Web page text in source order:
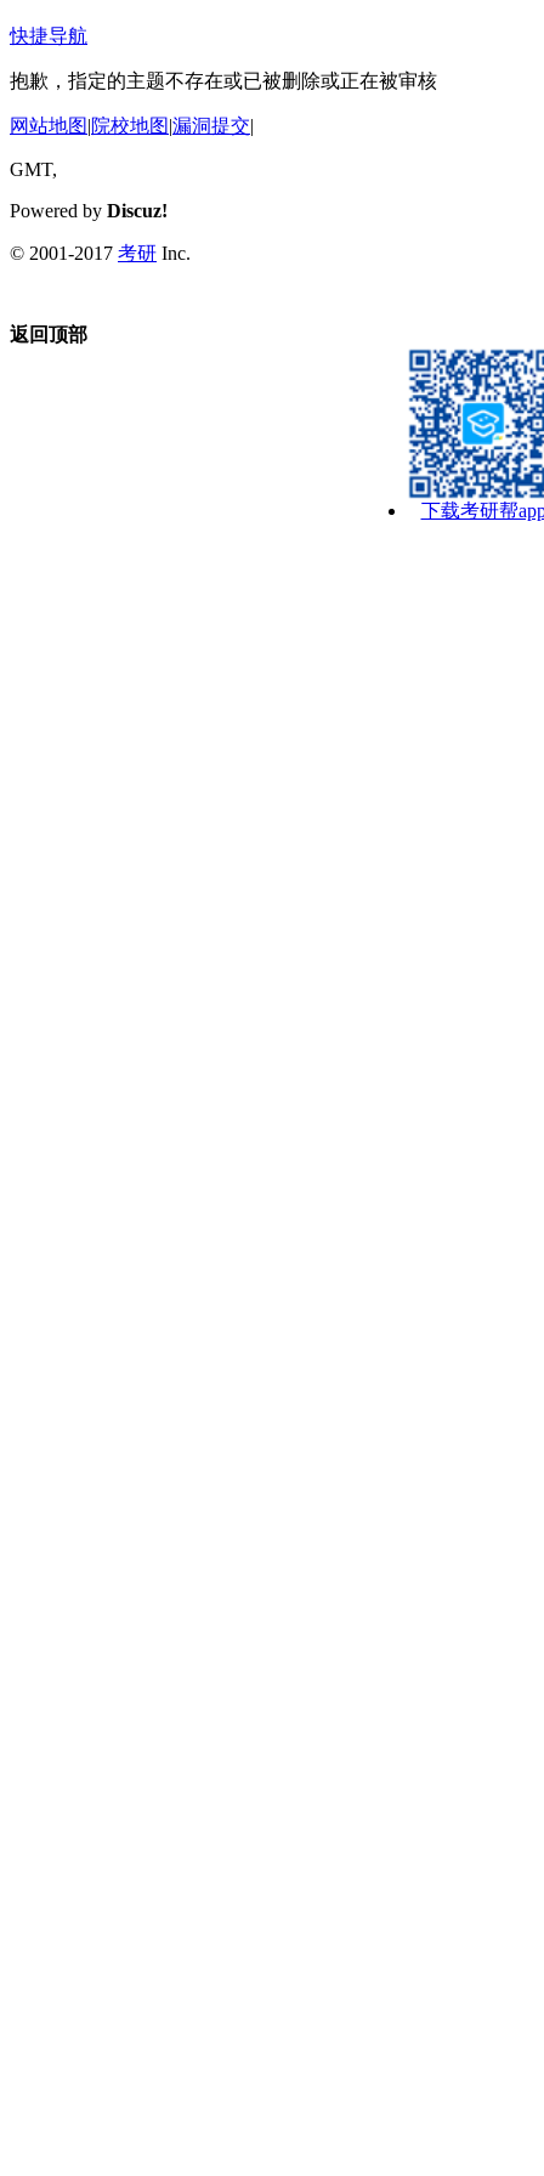
快捷导航
抱歉，指定的主题不存在或已被删除或正在被审核
网站地图|院校地图|漏洞提交|
GMT,
Powered by Discuz!
© 2001-2017 考研 Inc.
返回顶部
下载考研帮